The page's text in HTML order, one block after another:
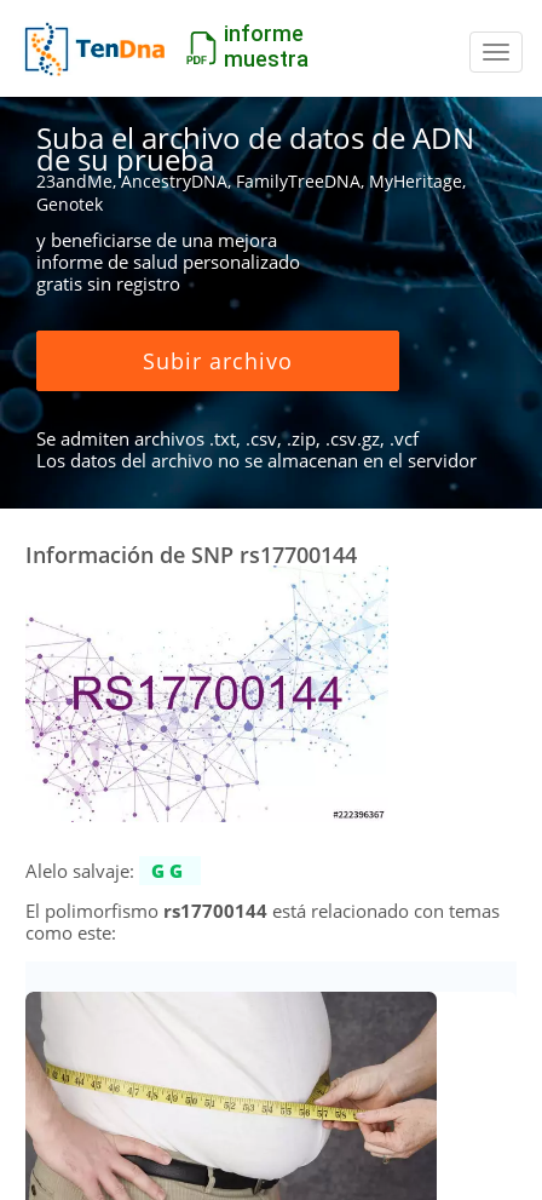
informe
muestra
Suba el archivo de datos de ADN
de su prueba
23andMe, AncestryDNA, FamilyTreeDNA, MyHeritage,
Genotek
y beneficiarse de una mejora
informe de salud personalizado
gratis sin registro
Subir archivo
Se admiten archivos .txt, .csv, .zip, .csv.gz, .vcf
Los datos del archivo no se almacenan en el servidor
Información de SNP rs17700144
Alelo salvaje:
GG
El polimorfismo rs17700144está relacionado con temas
como este: